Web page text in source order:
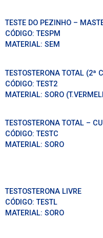
TESTE DO PEZINHO –
CÓDIGO:TESPM
MATERIAL: SEM
TESTOSTERONA TOTAL (2ª
CÓDIGO:TEST2
MATERIAL: SORO
TESTOSTERONA TOTAL –
CÓDIGO:TESTC
MATERIAL: SORO
TESTOSTERONA LIVRE
CÓDIGO:TESTL
MATERIAL: SORO